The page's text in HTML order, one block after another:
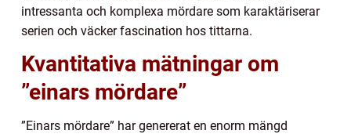
intressanta och komplexa mördare som karaktäriserar
serien och väcker fascination hos tittarna.
Kvantitativa mätningar om
”einars mördare”
”Einars mördare” har genererat en enorm mängd